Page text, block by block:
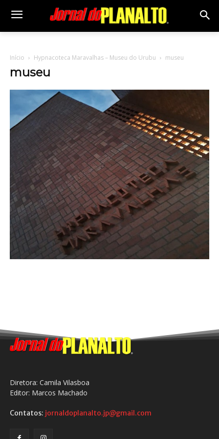
Início Hypnacoteca Maravalhas – Museu do Urubu museu
museu
Diretora: Camila Vilasboa
Editor: Marcos Machado
Contatos: jornaldoplanalto.jp@gmail.com